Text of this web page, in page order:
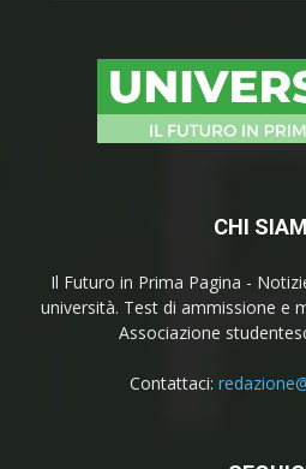
CHI
Il Futuro in Prima Pagina -
università. Test di ammissione e
Associazione
Contattaci: